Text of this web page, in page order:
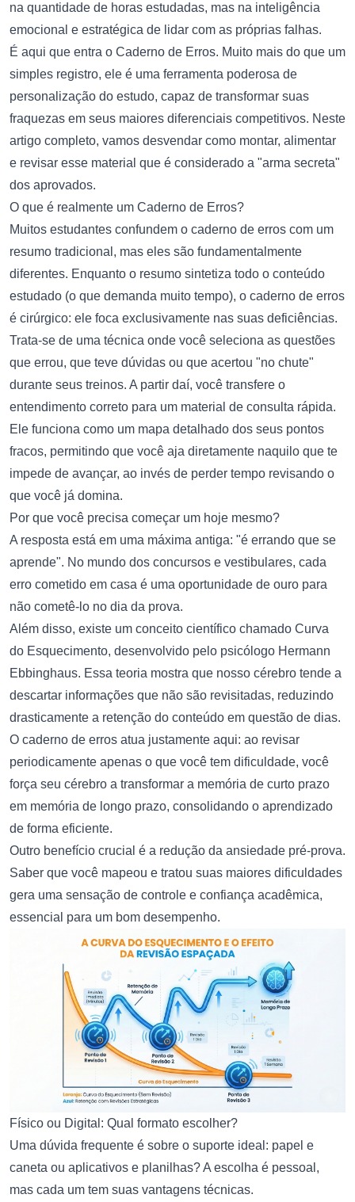
na quantidade de horas estudadas, mas na inteligência
emocional e estratégica de lidar com as próprias falhas.
É aqui que entra o Caderno de Erros. Muito mais do que um
simples registro, ele é uma ferramenta poderosa de
personalização do estudo, capaz de transformar suas
fraquezas em seus maiores diferenciais competitivos. Neste
artigo completo, vamos desvendar como montar, alimentar
e revisar esse material que é considerado a "arma secreta"
dos aprovados.
O que é realmente um Caderno de Erros?
Muitos estudantes confundem o caderno de erros com um
resumo tradicional, mas eles são fundamentalmente
diferentes. Enquanto o resumo sintetiza todo o conteúdo
estudado (o que demanda muito tempo), o caderno de erros
é cirúrgico: ele foca exclusivamente nas suas deficiências.
Trata-se de uma técnica onde você seleciona as questões
que errou, que teve dúvidas ou que acertou "no chute"
durante seus treinos. A partir daí, você transfere o
entendimento correto para um material de consulta rápida.
Ele funciona como um mapa detalhado dos seus pontos
fracos, permitindo que você aja diretamente naquilo que te
impede de avançar, ao invés de perder tempo revisando o
que você já domina.
Por que você precisa começar um hoje mesmo?
A resposta está em uma máxima antiga: "é errando que se
aprende". No mundo dos concursos e vestibulares, cada
erro cometido em casa é uma oportunidade de ouro para
não cometê-lo no dia da prova.
Além disso, existe um conceito científico chamado Curva
do Esquecimento, desenvolvido pelo psicólogo Hermann
Ebbinghaus. Essa teoria mostra que nosso cérebro tende a
descartar informações que não são revisitadas, reduzindo
drasticamente a retenção do conteúdo em questão de dias.
O caderno de erros atua justamente aqui: ao revisar
periodicamente apenas o que você tem dificuldade, você
força seu cérebro a transformar a memória de curto prazo
em memória de longo prazo, consolidando o aprendizado
de forma eficiente.
Outro benefício crucial é a redução da ansiedade pré-prova.
Saber que você mapeou e tratou suas maiores dificuldades
gera uma sensação de controle e confiança acadêmica,
essencial para um bom desempenho.
Físico ou Digital: Qual formato escolher?
Uma dúvida frequente é sobre o suporte ideal: papel e
caneta ou aplicativos e planilhas? A escolha é pessoal,
mas cada um tem suas vantagens técnicas.